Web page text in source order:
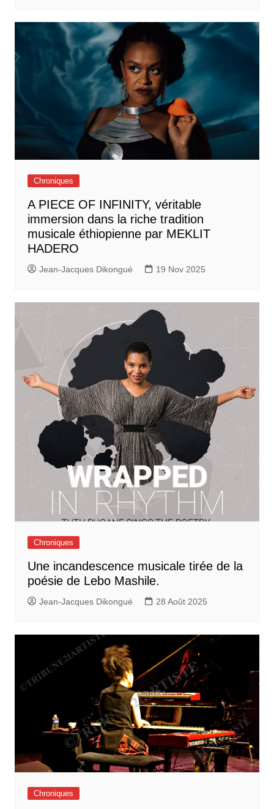
Chroniques
A PIECE OF INFINITY, véritable
immersion dans la riche tradition
musicale éthiopienne par MEKLIT
HADERO
Jean-Jacques Dikongué 19 Nov 2025
Chroniques
Une incandescence musicale tirée de la
poésie de Lebo Mashile.
Jean-Jacques Dikongué 28 Août 2025
Chroniques